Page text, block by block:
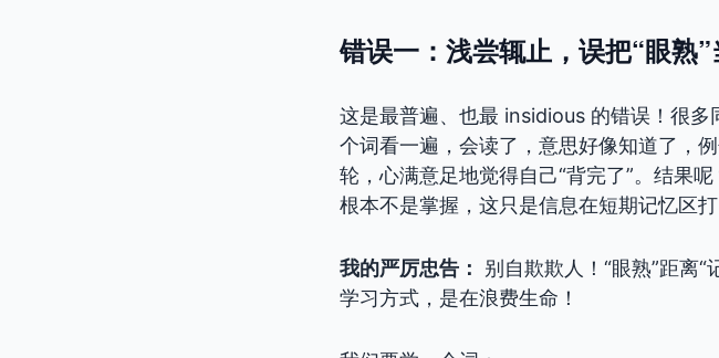
错误一：浅尝辄止，误把“眼熟”
这是最普遍、也最 insidious 的错误！很多
个词看一遍，会读了，意思好像知道了，
轮，心满意足地觉得自己“背完了”。结果
根本不是掌握，这只是信息在短期记忆区
我的严厉忠告： 别自欺欺人！“眼熟”距离
学习方式，是在浪费生命！